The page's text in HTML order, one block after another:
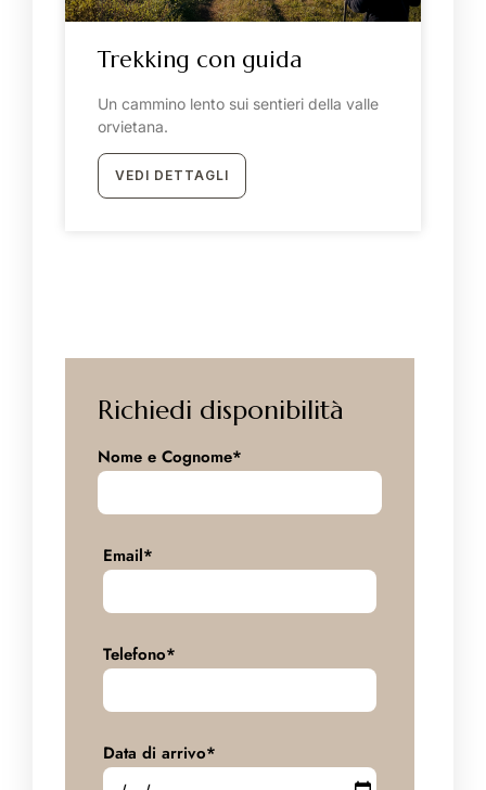
Trekking con guida
Un cammino lento sui sentieri della valle
orvietana.
VEDI DETTAGLI
Richiedi disponibilità
Nome e Cognome*
Email*
Telefono*
Data di arrivo*